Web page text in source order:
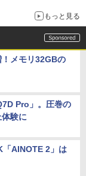
もっと見る
メモリ32GBの
Pro」。圧巻の
験に
AINOTE 2」は